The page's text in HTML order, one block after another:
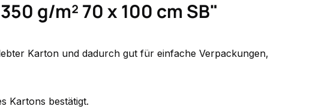
g/m² 70 x 100 cm SB"
Karton und dadurch gut für einfache Verpackungen,
Kartons bestätigt.